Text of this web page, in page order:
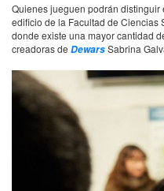
Quienes jueguen podrán distinguir
edificio de la Facultad de Ciencias
donde existe una mayor cantidad
creadoras de DewarsSabrina